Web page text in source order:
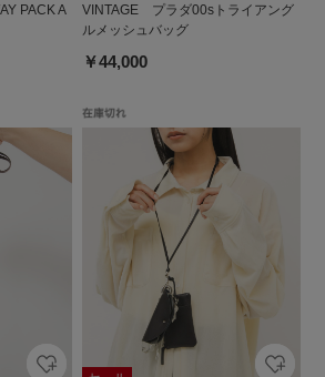
PACK A
VINTAGE プラダ00sトライアング
ルメッシュバッグ
￥44,000